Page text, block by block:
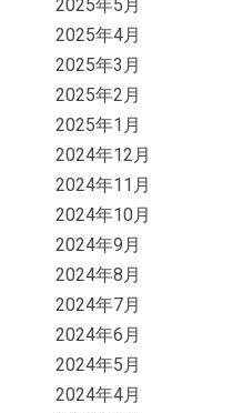
2025年5月
2025年4月
2025年3月
2025年2月
2025年1月
2024年12月
2024年11月
2024年10月
2024年9月
2024年8月
2024年7月
2024年6月
2024年5月
2024年4月